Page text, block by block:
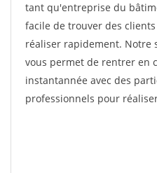
tant qu'entreprise du
facile de trouver des
réaliser rapidement. Notre
vous permet de rentrer en
instantannée avec des
professionnels pour